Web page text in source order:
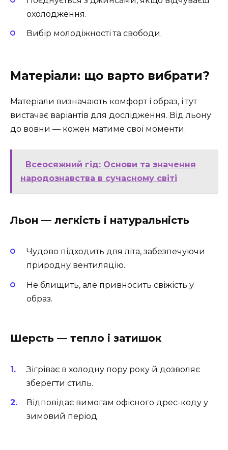
охолодження.
Вибір молодіжності та свободи.
Матеріали: що варто вибрати?
Матеріали визначають комфорт і образ, і тут
вистачає варіантів для дослідження. Від льону
до вовни — кожен матиме свої моменти.
Всеосяжний гід: Основи та значення
народознавства в сучасному світі
Льон — легкість і натуральність
Чудово підходить для літа, забезпечуючи
природну вентиляцію.
Не блищить, але привносить свіжість у
образ.
Шерсть — тепло і затишок
Зігріває в холодну пору року й дозволяє
зберегти стиль.
Відповідає вимогам офісного дрес-коду у
зимовий період.